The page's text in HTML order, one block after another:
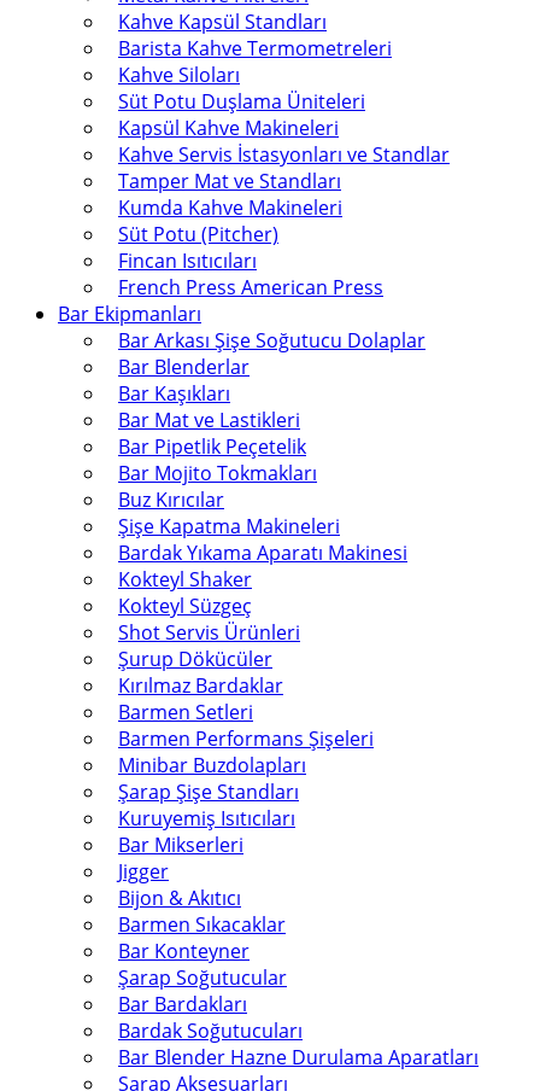
Kahve Kapsül Standları
Barista Kahve Termometreleri
Kahve Siloları
Süt Potu Duşlama Üniteleri
Kapsül Kahve Makineleri
Kahve Servis İstasyonları ve Standlar
Tamper Mat ve Standları
Kumda Kahve Makineleri
Süt Potu (Pitcher)
Fincan Isıtıcıları
French Press American Press
Bar Ekipmanları
Bar Arkası Şişe Soğutucu Dolaplar
Bar Blenderlar
Bar Kaşıkları
Bar Mat ve Lastikleri
Bar Pipetlik Peçetelik
Bar Mojito Tokmakları
Buz Kırıcılar
Şişe Kapatma Makineleri
Bardak Yıkama Aparatı Makinesi
Kokteyl Shaker
Kokteyl Süzgeç
Shot Servis Ürünleri
Şurup Dökücüler
Kırılmaz Bardaklar
Barmen Setleri
Barmen Performans Şişeleri
Minibar Buzdolapları
Şarap Şişe Standları
Kuruyemiş Isıtıcıları
Bar Mikserleri
Jigger
Bijon & Akıtıcı
Barmen Sıkacaklar
Bar Konteyner
Şarap Soğutucular
Bar Bardakları
Bardak Soğutucuları
Bar Blender Hazne Durulama Aparatları
Şarap Aksesuarları